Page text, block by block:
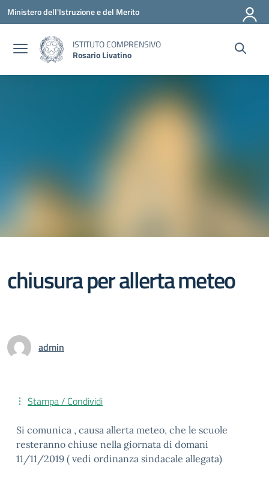
Vai ai contenuti
Vai al menu di navigazione
Vai al footer
Ministero dell'Istruzione e del Merito
ISTITUTO COMPRENSIVO
Rosario Livatino
chiusura per allerta meteo
admin
Stampa / Condividi
Si comunica , causa allerta meteo, che le scuole
resteranno chiuse nella giornata di domani
11/11/2019 ( vedi ordinanza sindacale allegata)